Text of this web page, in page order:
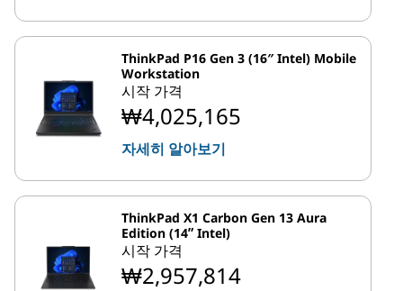
ThinkPad P16 Gen 3 (16″ Intel) Mobile
Workstation
시작 가격
₩4,025,165
자세히 알아보기
ThinkPad X1 Carbon Gen 13 Aura
Edition (14ʺ Intel)
시작 가격
₩2,957,814